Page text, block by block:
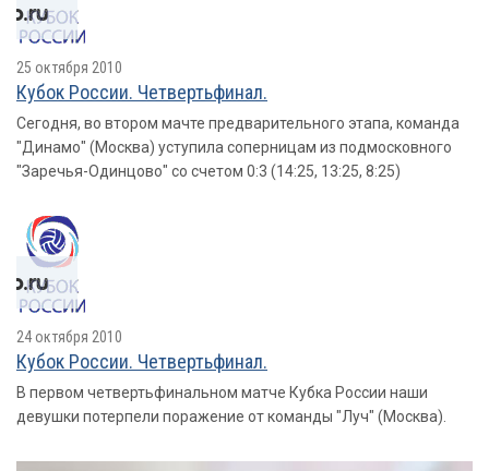
25 октября 2010
Кубок России. Четвертьфинал.
Сегодня, во втором мачте предварительного этапа, команда
"Динамо" (Москва) уступила соперницам из подмосковного
"Заречья-Одинцово" со счетом 0:3 (14:25, 13:25, 8:25)
24 октября 2010
Кубок России. Четвертьфинал.
В первом четвертьфинальном матче Кубка России наши
девушки потерпели поражение от команды "Луч" (Москва).